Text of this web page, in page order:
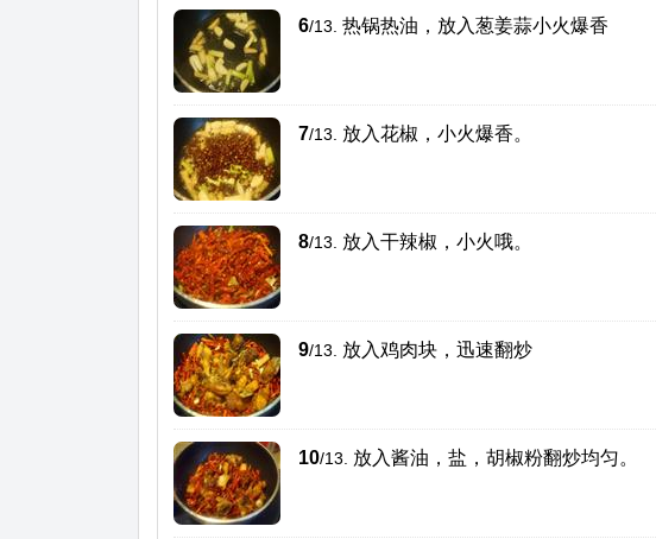
6/13. 热锅热油，放入葱姜蒜小火爆香
7/13. 放入花椒，小火爆香。
8/13. 放入干辣椒，小火哦。
9/13. 放入鸡肉块，迅速翻炒
10/13. 放入酱油，盐，胡椒粉翻炒均匀。